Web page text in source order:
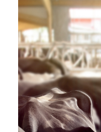
Nedap –